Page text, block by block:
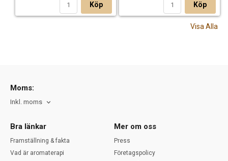
Köp Köp
Visa Alla
Moms:
Inkl. moms
Bra länkar
Framställning & fakta
Vad är aromaterapi
Mer om oss
Press
Företagspolicy